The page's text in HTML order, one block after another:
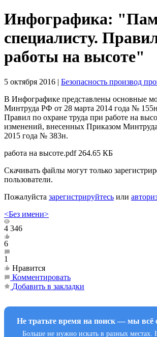
Инфографика:
специалисту.
работы на высоте"
5 октября 2016 | Безопасность производ
В Инфографике представлены основные
Минтруда РФ от 28 марта 2014 года №
Правил по охране труда при работе на
изменений, внесенных Приказом
2015 года № 383н.
работа на высоте.pdf 264.65 КБ
Скачивать файлы могут только
пользователи.
Пожалуйста зарегистрируйтесь или
<Без имени>
4 346
6
1
Нравится
Комментировать
Добавить в закладки
Не тратьте время на поиск — мы всё
Больше не нужно искать в разных местах.